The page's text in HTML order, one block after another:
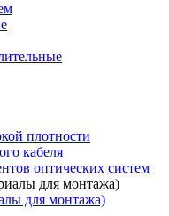
плотности
кабеля
оптических систем
для монтажа)